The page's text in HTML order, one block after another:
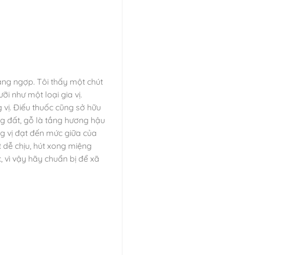
ngợp. Tôi thấy một chút
như một loại gia vị.
Điếu thuốc cũng sở hữu
đất, gỗ là tầng hương hậu
vị đạt đến mức giữa của
chịu, hút xong miệng
vì vậy hãy chuẩn bị để xã